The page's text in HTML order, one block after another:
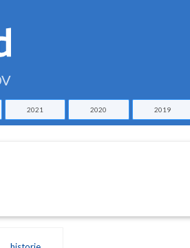
2021 2020 2019